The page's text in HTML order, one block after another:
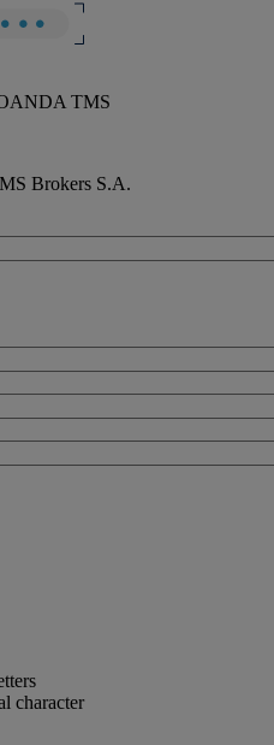
OANDA TMS
Brokers S.A.
character